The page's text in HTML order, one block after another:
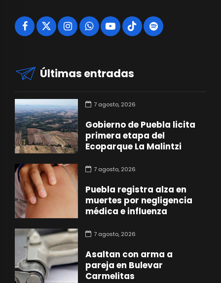
Últimas entradas
7 agosto, 2026
Gobierno de Puebla licita
primera etapa del
Ecoparque La Malintzi
7 agosto, 2026
Puebla registra alza en
muertes por negligencia
médica e influenza
7 agosto, 2026
Asaltan con arma a
pareja en Bulevar
Carmelitas